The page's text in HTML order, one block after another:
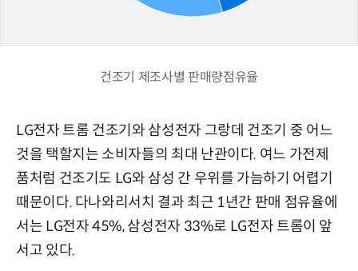
건조기 제조사별 판매량점유율
LG전자 트롬 건조기와 삼성전자 그랑데 건조기 중 어느
것을 택할지는 소비자들의 최대 난관이다. 여느 가전제
품처럼 건조기도 LG와 삼성 간 우위를 가늠하기 어렵기
때문이다. 다나와리서치 결과 최근 1년간 판매 점유율에
서는 LG전자 45%, 삼성전자 33%로 LG전자 트롬이 앞
서고 있다.